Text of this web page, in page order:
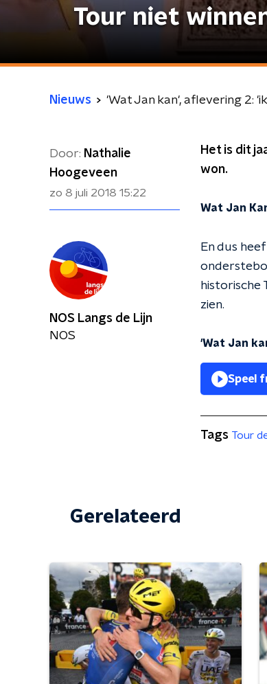
Tour niet
Nieuws 'Wat Jan kan', aflevering 2:
Door: Nathalie
Hoogeveen
zo 8 juli 2018 15:22
Het is dit
won.
Wat Jan
En dus
historische
zien.
'Wat Jan
Speel
NOS Langs de Lijn
NOS
Tags Tour
Gerelateerd